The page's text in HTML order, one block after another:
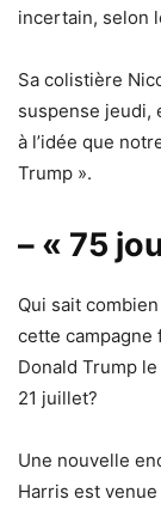
incertain, selon
Sa colistière
suspense jeudi,
à l’idée que
Trump ».
– « 75
Qui sait
cette campagne
Donald Trump
21 juillet?
Une nouvelle
Harris est